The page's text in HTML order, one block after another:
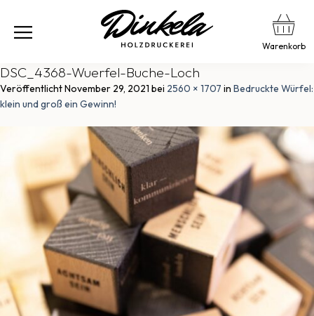
Warenkorb
DSC_4368-Wuerfel-Buche-Loch
VeröffentlichtNovember 29, 2021 bei 2560 × 1707 in Bedruckte Würfel:
klein und groß ein Gewinn!